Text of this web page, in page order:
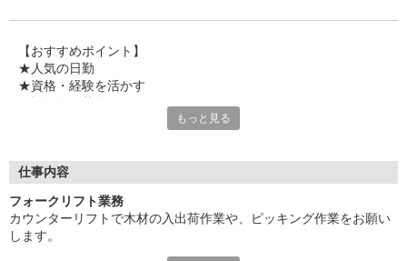
【おすすめポイント】
★人気の日勤
★資格・経験を活かす
★野崎駅から徒歩8分の駅チカ
ご応募心よりお待ちしております（・ω・）ノ
もっと見る
仕事内容
フォークリフト業務
カウンターリフトで木材の入出荷作業や、ピッキング作業をお願い
します。